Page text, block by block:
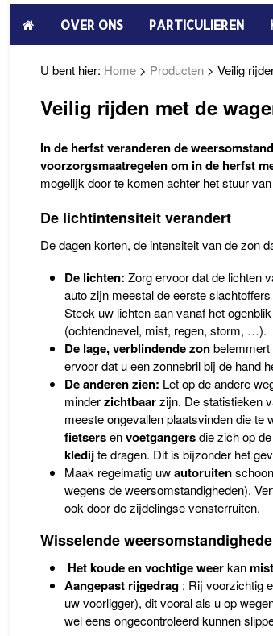
OVER ONS PARTICULIEREN
U bent hier: Home > Producten > Veilig
Veilig rijden met de
In de herfst veranderen de
voorzorgsmaatregelen om in de herfst
mogelijk door te komen achter het stuur
De lichtintensiteit verandert
De dagen korten, de intensiteit van de zon
De lichten: Zorg ervoor dat de lichten
auto zijn meestal de eerste
Steek uw lichten aan vanaf het
(ochtendnevel, mist, regen, storm, …).
De lage, verblindende zonbelemmert
ervoor dat u een zonnebril bij de hand
De anderen zien: Let op de andere
minderzichtbaarzijn. De statistieken
meeste ongevallen plaatsvinden die
fietsersenvoetgangersdie zich op de
kledijte dragen. Dit is bijzonder het
Maak regelmatig uwautoruiten
wegens de weersomstandigheden).
ook door de zijdelingse vensterruiten.
Wisselende
Het koude en vochtige weerkanmist
Aangepast rijgedrag: Rij voorzichtig
uw voorligger), dit vooral als u op
wel eens ongecontroleerd kunnen